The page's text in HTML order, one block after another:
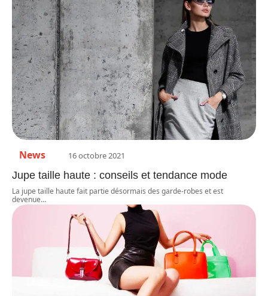
News 16 octobre 2021
Jupe taille haute : conseils et tendance mode
La jupe taille haute fait partie désormais des garde-robes et est
devenue…